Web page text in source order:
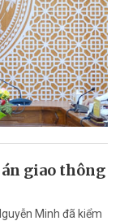
giao thông
Minh đã kiểm